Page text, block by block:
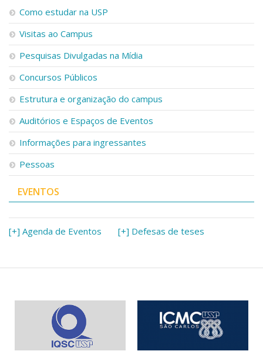
Como estudar na USP
Visitas ao Campus
Pesquisas Divulgadas na Mídia
Concursos Públicos
Estrutura e organização do campus
Auditórios e Espaços de Eventos
Informações para ingressantes
Pessoas
EVENTOS
[+] Agenda de Eventos [+] Defesas de teses